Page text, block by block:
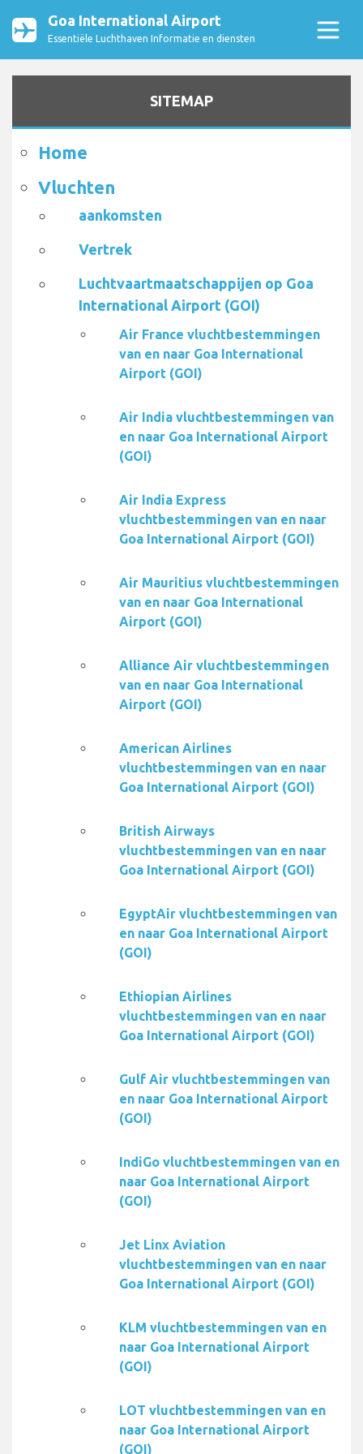
Goa International Airport
Essentiële Luchthaven Informatie en diensten
SITEMAP
Home
Vluchten
aankomsten
Vertrek
Luchtvaartmaatschappijen op Goa
International Airport (GOI)
Air France vluchtbestemmingen
van en naar Goa International
Airport (GOI)
Air India vluchtbestemmingen van
en naar Goa International Airport
(GOI)
Air India Express
vluchtbestemmingen van en naar
Goa International Airport (GOI)
Air Mauritius vluchtbestemmingen
van en naar Goa International
Airport (GOI)
Alliance Air vluchtbestemmingen
van en naar Goa International
Airport (GOI)
American Airlines
vluchtbestemmingen van en naar
Goa International Airport (GOI)
British Airways
vluchtbestemmingen van en naar
Goa International Airport (GOI)
EgyptAir vluchtbestemmingen van
en naar Goa International Airport
(GOI)
Ethiopian Airlines
vluchtbestemmingen van en naar
Goa International Airport (GOI)
Gulf Air vluchtbestemmingen van
en naar Goa International Airport
(GOI)
IndiGo vluchtbestemmingen van en
naar Goa International Airport
(GOI)
Jet Linx Aviation
vluchtbestemmingen van en naar
Goa International Airport (GOI)
KLM vluchtbestemmingen van en
naar Goa International Airport
(GOI)
LOT vluchtbestemmingen van en
naar Goa International Airport
(GOI)